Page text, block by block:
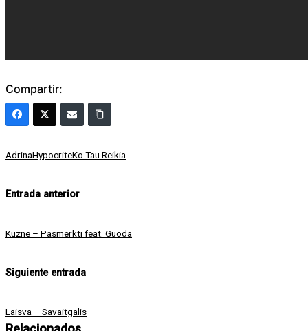
Compartir:
Etiquetas:
AdrinaHypocriteKo Tau Reikia
Navegación
Entrada anterior
Kuzne – Pasmerkti feat. Guoda
Siguiente entrada
Laisva – Savaitgalis